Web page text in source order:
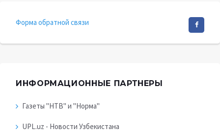
Форма обратной связи
ИНФОРМАЦИОННЫЕ ПАРТНЕРЫ
Газеты "НТВ" и "Норма"
UPL.uz - Новости Узбекистана